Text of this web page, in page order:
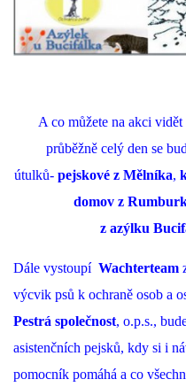
A co můžete na akci
průběžně celý den se
útulků- pejskové z Mělníka,
domov z
z azýlku
Dále vystoupí Wachterteam
výcvik psů k ochraně osob a
Pestrá společnost, o.p.s.,
asistenčních pejsků, kdy si i
pomocník pomáhá a co